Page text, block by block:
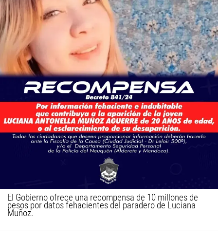
El Gobierno ofrece una recompensa de 10 millones de
pesos por datos fehacientes del paradero de Luciana
Muñoz.